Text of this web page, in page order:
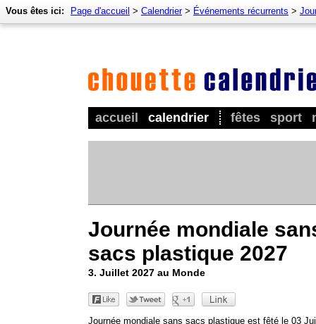
accueil calendrier fêtes sport
Vous êtes ici: Page d'accueil > Calendrier> Événements récurrents >
Journée mondiale
sacs plastique 2027
3. Juillet 2027 au Monde
Journée mondiale sans sacs plastique est fêté le 03